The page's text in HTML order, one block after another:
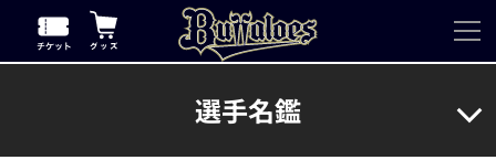
選手名鑑